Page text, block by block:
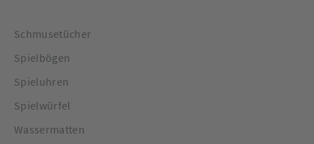
Schmusetücher
Spielbögen
Spieluhren
Spielwürfel
Wassermatten